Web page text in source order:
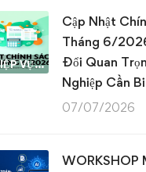
NGHIỆP VỤ KẾ TOÁN & THUẾ
Cập Nhật
Tháng 6/
Đổi Quan
Nghiệp Cần
07/07/2026
WORKSHOP